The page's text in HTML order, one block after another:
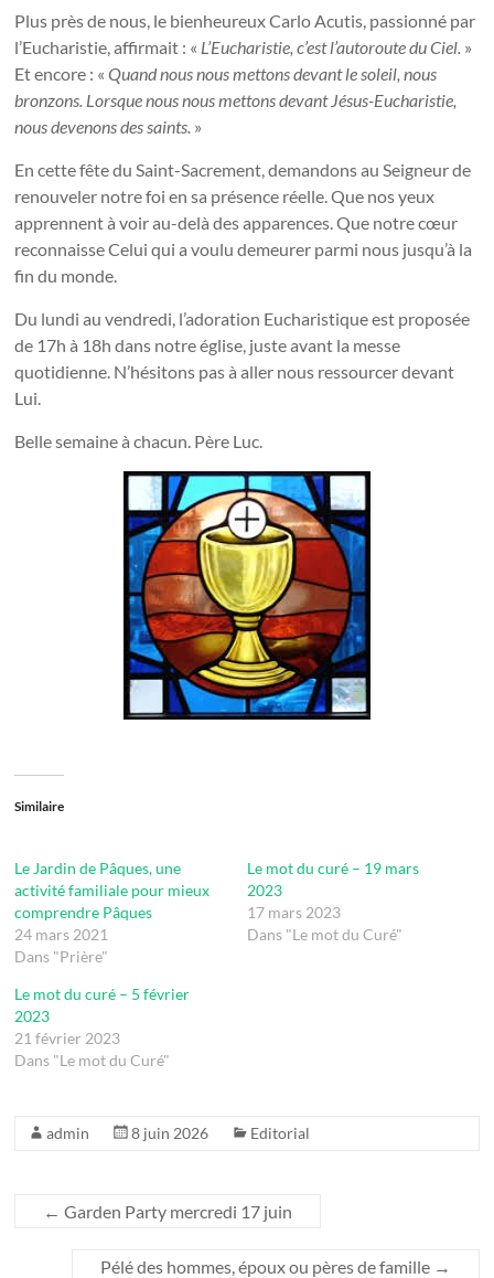
Plus près de nous, le bienheureux Carlo Acutis, passionné par
l’Eucharistie, affirmait : « L’Eucharistie, c’est l’autoroute du Ciel. »
Et encore : «Quand nous nous mettons devant le soleil, nous
bronzons. Lorsque nous nous mettons devant Jésus-Eucharistie,
nous devenons des saints. »
En cette fête du Saint-Sacrement, demandons au Seigneur de
renouveler notre foi en sa présence réelle. Que nos yeux
apprennent à voir au-delà des apparences. Que notre cœur
reconnaisse Celui qui a voulu demeurer parmi nous jusqu’à la
fin du monde.
Du lundi au vendredi, l’adoration Eucharistique est proposée
de 17h à 18h dans notre église, juste avant la messe
quotidienne. N’hésitons pas à aller nous ressourcer devant
Lui.
Belle semaine à chacun. Père Luc.
Similaire
Le Jardin de Pâques, une
activité familiale pour mieux
comprendre Pâques
24 mars 2021
Dans "Prière"
Le mot du curé – 19 mars
2023
17 mars 2023
Dans "Le mot du Curé"
Le mot du curé – 5 février
2023
21 février 2023
Dans "Le mot du Curé"
admin 8 juin 2026 Editorial
← Garden Party mercredi 17 juin
Pélé des hommes, époux ou pères de famille →